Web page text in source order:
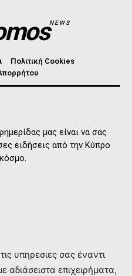
NEWS
Πολιτική Cookies
μας είναι να σας
ειδήσεις από την Κύπρο
υπηρεσιες σας έναντι
επιχειρήματα,